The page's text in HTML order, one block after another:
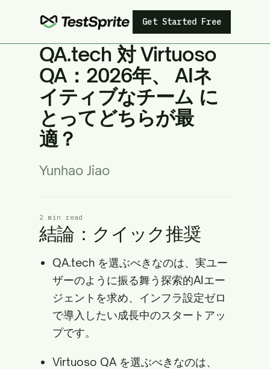
Get Started Free
QA.tech 対 Virtuoso
QA：2026年、 AIネ
イティブなチーム に
とってどちらが最
適？
Yunhao Jiao
2 min read
結論：クイック推奨
QA.tech を選ぶべきなのは、実ユー
ザーのように振る舞う探索的AIエー
ジェントを求め、インフラ設定ゼロ
で導入したい成長中のスタートアッ
プです。
Virtuoso QA を選ぶべきなのは、